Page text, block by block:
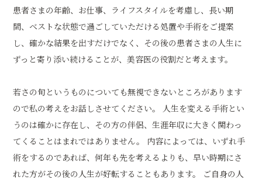
患者さまの年齢、お仕事、ライフスタイルを考慮し、長い期
間、ベストな状態で過ごしていただける処置や手術をご提案
し、確かな結果を出すだけでなく、その後の患者さまの人生に
ずっと寄り添い続けることが、美容医の役割だと考えます。
若さの旬というものについても無視できないところがあります
ので私の考えをお話しさせてください。 人生を変える手術とい
うのは確かに存在し、その方の伴侶、生涯年収に大きく関わっ
てくることはまれではありません。 内容によっては、いずれ手
術をするのであれば、何年も先を考えるよりも、早い時期にさ
れた方がその後の人生が好転することもあります。 ご自身の人